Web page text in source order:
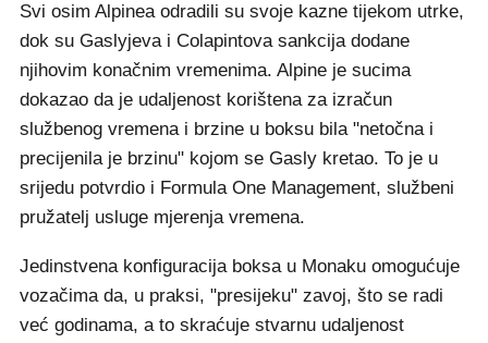
Svi osim Alpinea odradili su svoje kazne tijekom utrke,
dok su Gaslyjeva i Colapintova sankcija dodane
njihovim konačnim vremenima. Alpine je sucima
dokazao da je udaljenost korištena za izračun
službenog vremena i brzine u boksu bila "netočna i
precijenila je brzinu" kojom se Gasly kretao. To je u
srijedu potvrdio i Formula One Management, službeni
pružatelj usluge mjerenja vremena.
Jedinstvena konfiguracija boksa u Monaku omogućuje
vozačima da, u praksi, "presijeku" zavoj, što se radi
već godinama, a to skraćuje stvarnu udaljenost